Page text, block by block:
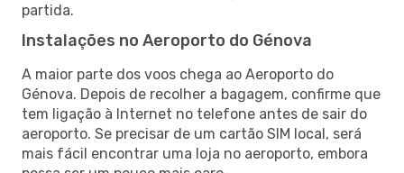
partida.
Instalações no Aeroporto do Génova
A maior parte dos voos chega ao Aeroporto do
Génova. Depois de recolher a bagagem, confirme que
tem ligação à Internet no telefone antes de sair do
aeroporto. Se precisar de um cartão SIM local, será
mais fácil encontrar uma loja no aeroporto, embora